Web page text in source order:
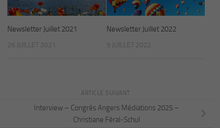
Newsletter Juillet 2021
26 JUILLET 2021
Newsletter Juillet 2022
9 JUILLET 2022
ARTICLE SUIVANT
Interview – Congrés Angers Médiations 2025 –
Christiane Féral-Schul